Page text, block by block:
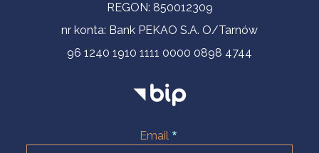
REGON: 850012309
nr konta: Bank PEKAO S.A. O/Tarnów
96 1240 1910 1111 0000 0898 4744
Email